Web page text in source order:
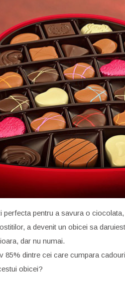
pentru a savura o
a devenit un obicei sa
dar nu numai.
85% dintre cei care cumpara
obicei?